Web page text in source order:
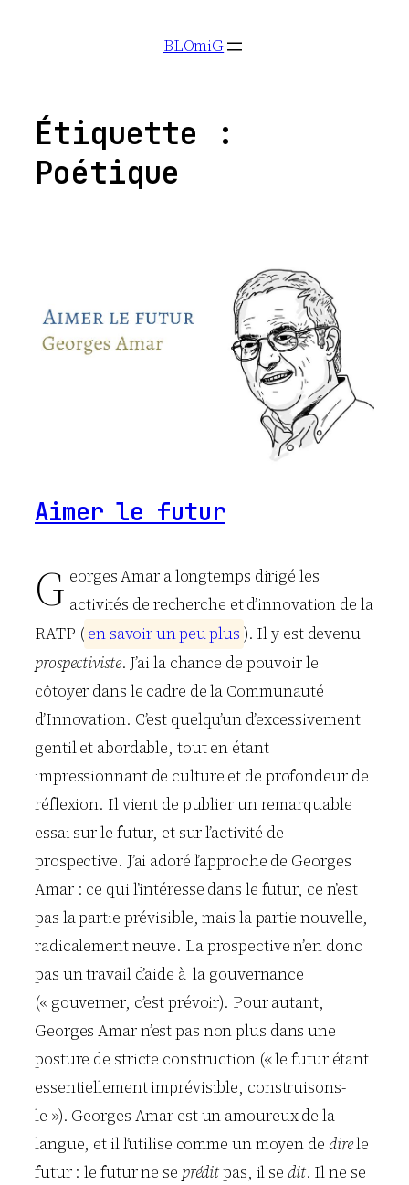
BLOmiG
Étiquette :
Poétique
Aimer le futur
G eorges Amar a longtemps dirigé les
activités de recherche et d’innovation de la
RATP ( en savoirunpeuplus ). Il y est devenu
prospectiviste. J’ai la chance de pouvoir le
côtoyer dans le cadre de la Communauté
d’Innovation. C’est quelqu’un d’excessivement
gentil et abordable, tout en étant
impressionnant de culture et de profondeur de
réflexion. Il vient de publier un remarquable
essai sur le futur, et sur l’activité de
prospective. J’ai adoré l’approche de Georges
Amar : ce qui l’intéresse dans le futur, ce n’est
pas la partie prévisible, mais la partie nouvelle,
radicalement neuve. La prospective n’en donc
pas un travail d’aide à la gouvernance
(« gouverner, c’est prévoir). Pour autant,
Georges Amar n’est pas non plus dans une
posture de stricte construction (« le futur étant
essentiellement imprévisible, construisons-
le »). Georges Amar est un amoureux de la
langue, et il l’utilise comme un moyen de direle
futur : le futur ne se préditpas, il se dit. Il ne se